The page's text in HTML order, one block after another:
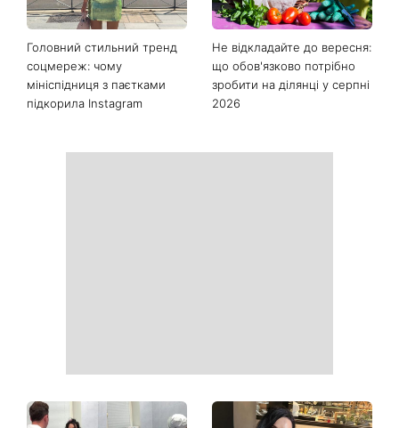
Головний стильний тренд
соцмереж: чому
мініспідниця з паєтками
підкорила Instagram
Не відкладайте до вересня:
що обов'язково потрібно
зробити на ділянці у серпні
2026